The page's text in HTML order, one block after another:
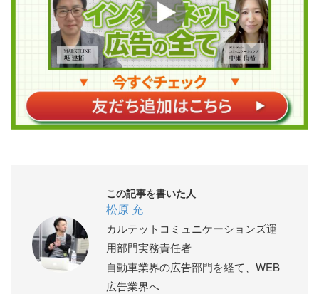
この記事を書いた人
松原 充
カルテットコミュニケーションズ運
用部門実務責任者
自動車業界の広告部門を経て、WEB
広告業界へ